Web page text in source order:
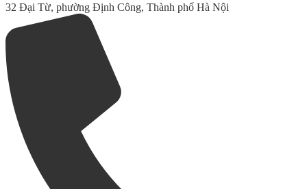
32 Đại Từ, phường Định Công, Thành phố Hà Nội